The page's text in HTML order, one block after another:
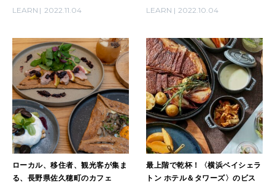
MAGAZINE
2026年9月号「北海道 おいしく遊ぶ、夏のご褒美旅。」
2026年8月号『お茶の時間です。』
2026年7月号「鎌倉 ローカルが 教えてくれた 本当の歩き方。」
2026年6月号「大銀座 トレンドが生まれる 新しい一流店へ。」
MAGAZINE MOOK
LEARN 2022.11.04 LEARN 2022.10.04
ローカル、移住者、観光客が集ま
る、長野県佐久穂町のカフェ
最上階で乾杯！〈横浜ベイシェラ
トン ホテル＆タワーズ〉のビス